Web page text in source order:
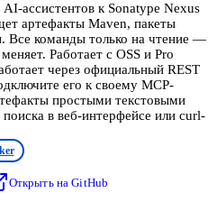
ассистентов к Sonatype Nexus
артефакты Maven, пакеты
Все команды только на чтение —
Работает с OSS и Pro
через официальный REST
его к своему MCP-
простыми текстовыми
в веб-интерфейсе или curl-
Открыть на GitHub